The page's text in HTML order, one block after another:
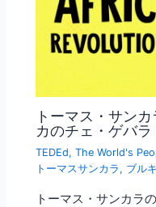
トーマス・サン
カのチェ・ゲバラ
TEDEd,The World's
トーマスサンカラ , ブル
トーマス・サンカラ